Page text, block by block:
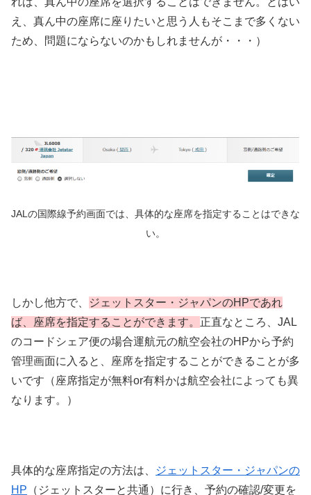
え、真ん中の座席に座りたいと思う人もそこまで多くない
ため、問題にならないのかもしれませんが・・・）
JALの国際線予約画面では、具体的な座席を指定することはできな
い。
しかし他方で、
ジェットスター・ジャパンのHPであれ
ば、座席を指定することができます。 正直なところ、JAL
のコードシェア便の場合運航元の航空会社のHPから予約
管理画面に入ると、座席を指定することができることが多
いです（座席指定が無料or有料かは航空会社によっても異
なります。）
具体的な座席指定の方法は、
ジェットスター・ジャパンの
HP （ジェットスターと共通）に行き、予約の確認/変更を